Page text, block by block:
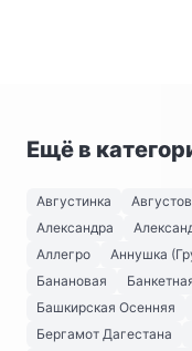
Ещё в
Августинка
Александра
Аллегро
Аннушка
Банановая
Башкирская Осенняя
Бергамот Дагестана